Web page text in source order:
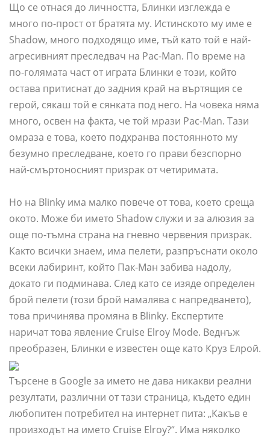
Що се отнася до личността, Блинки изглежда е
много по-прост от братята му. Истинското му име е
Shadow, много подходящо име, тъй като той е най-
агресивният преследвач на Pac-Man. По време на
по-голямата част от играта Блинки е този, който
остава притиснат до задния край на въртящия се
герой, сякаш той е сянката под него. На човека няма
много, освен на факта, че той мрази Pac-Man. Тази
омраза е това, което подхранва постоянното му
безумно преследване, което го прави безспорно
най-смъртоносният призрак от четиримата.
Но на Blinky има малко повече от това, което среща
окото. Може би името Shadow служи и за алюзия за
още по-тъмна страна на гневно червения призрак.
Както всички знаем, има пелети, разпръснати около
всеки лабиринт, който Пак-Ман забива надолу,
докато ги подминава. След като се изяде определен
брой пелети (този брой намалява с напредването),
това причинява промяна в Blinky. Експертите
наричат ​​това явление Cruise Elroy Mode. Веднъж
преобразен, Блинки е известен още като Круз Елрой.
Търсене в Google за името не дава никакви реални
резултати, различни от тази страница, където един
любопитен потребител на интернет пита: „Какъв е
произходът на името Cruise Elroy?“. Има няколко